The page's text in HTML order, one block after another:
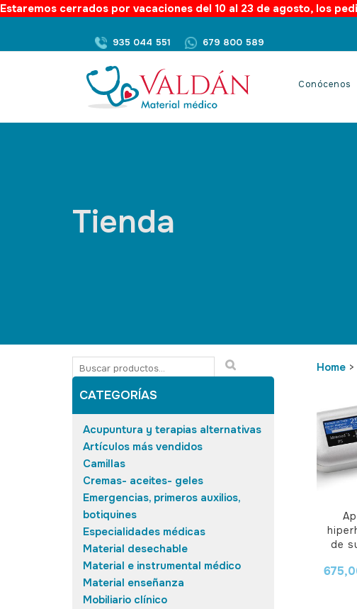
Estaremos cerrados por vacaciones del 10 al 23 de agosto, los
935 044 551 679 800 589
Conócenos
Tienda
CATEGORÍAS
Acupuntura y terapias alternativas
Artículos más vendidos
Camillas
Cremas- aceites- geles
Emergencias, primeros auxilios,
botiquines
Especialidades médicas
Material desechable
Material e instrumental médico
Material enseñanza
Mobiliario clínico
Home >
de